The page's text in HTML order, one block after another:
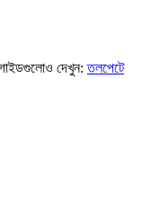
দেখুন:তলপেটে